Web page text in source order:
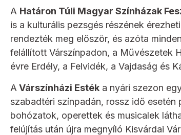
A Határon Túli Magyar Színházak
is a kulturális pezsgés részének
rendezték meg először, és azóta
felállított Várszínpadon, a Művészetek
évre Erdély, a Felvidék, a Vajdaság és
A Várszínházi Esték a nyári szezon
szabadtéri színpadán, rossz idő
bohózatok, operettek és musicalek
felújítás után újra megnyíló Kisvárdai